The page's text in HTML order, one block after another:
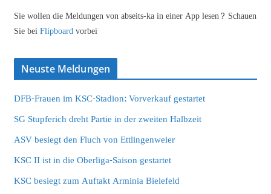
Sie wollen die Meldungen von abseits-ka in einer App lesen? Schauen
Sie beiFlipboardvorbei
Neuste Meldungen
DFB-Frauen im KSC-Stadion: Vorverkauf gestartet
SG Stupferich dreht Partie in der zweiten Halbzeit
ASV besiegt den Fluch von Ettlingenweier
KSC II ist in die Oberliga-Saison gestartet
KSC besiegt zum Auftakt Arminia Bielefeld